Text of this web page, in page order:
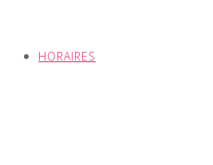
HORAIRES